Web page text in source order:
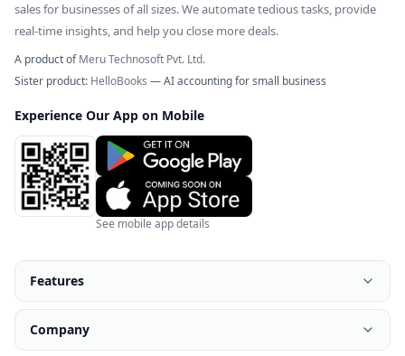
sales for businesses of all sizes. We automate tedious tasks, provide
real-time insights, and help you close more deals.
A product of Meru Technosoft Pvt. Ltd.
Sister product: HelloBooks — AI accounting for small business
Experience Our App on Mobile
See mobile app details
Features
Company